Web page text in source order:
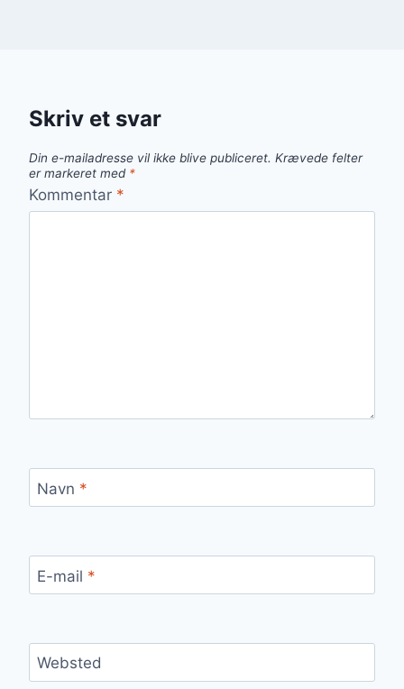
Skriv et svar
Din e-mailadresse vil ikke blive publiceret. Krævede felter
er markeret med *
Kommentar *
Navn *
E-mail *
Websted